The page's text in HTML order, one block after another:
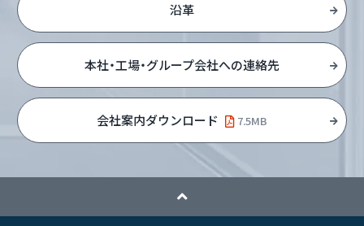
沿革
本社・工場・グループ会社への連絡先
会社案内ダウンロード 7.5MB